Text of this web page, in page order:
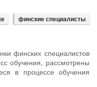
финские специалисты
финских специалистов
обучения, рассмотрены
в процессе обучения